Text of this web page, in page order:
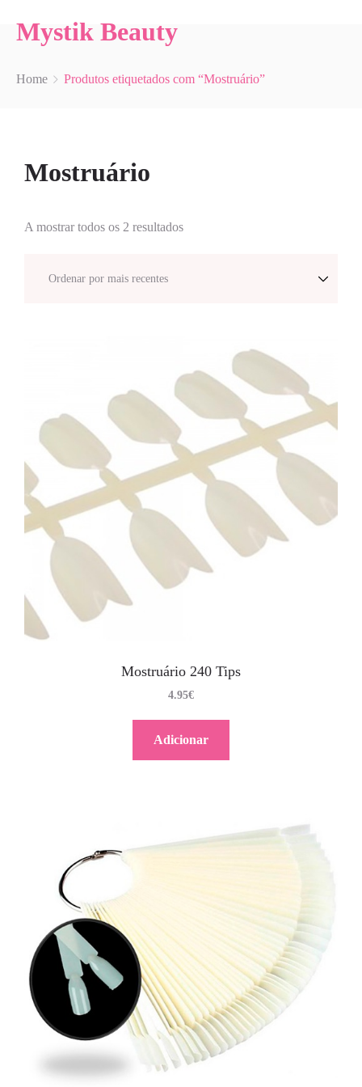
Mystik Beauty
Home Produtos etiquetados com “Mostruário”
Mostruário
A mostrar todos os 2 resultados
Mostruário 240 Tips
4.95€
Adicionar